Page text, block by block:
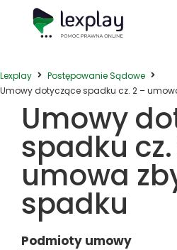
Lexplay
Postępowanie Sądowe
Umowy dotyczące spadku cz. 2 –
Umowy
spadku cz.
umowa
spadku
Podmioty umowy